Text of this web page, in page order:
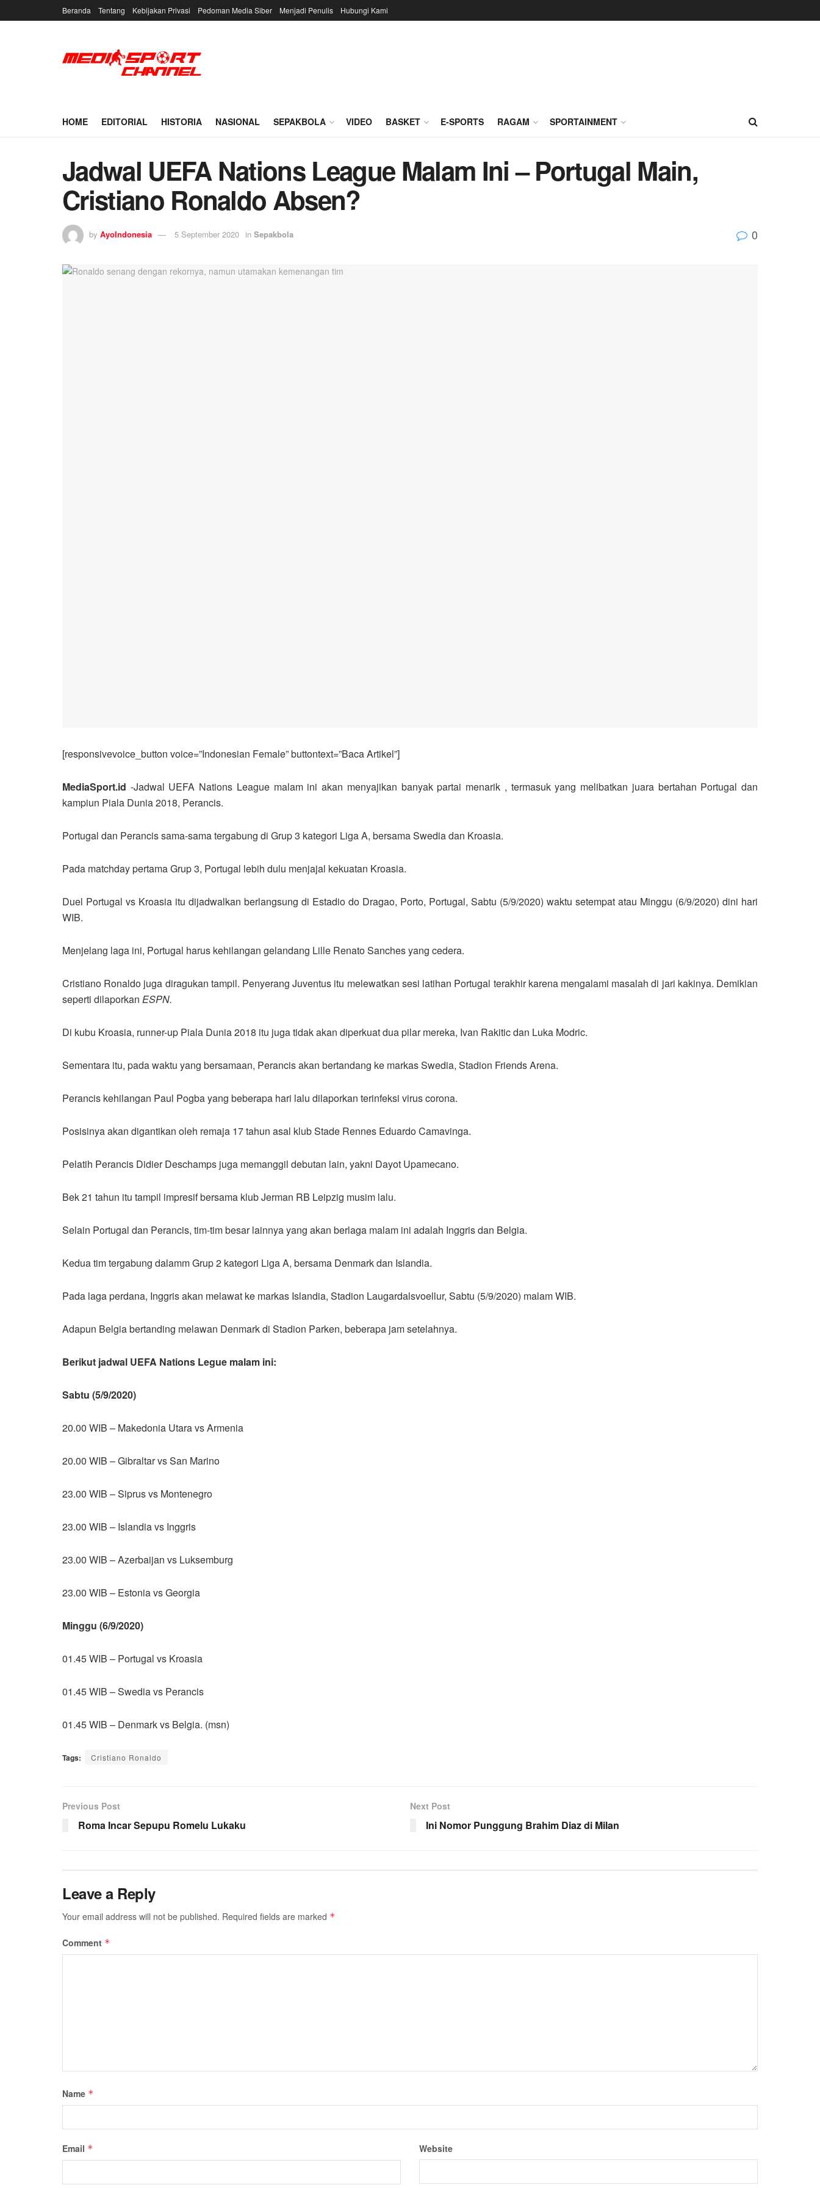
Beranda Tentang Kebijakan Privasi Pedoman Media Siber Menjadi Penulis Hubungi Kami
HOME EDITORIAL HISTORIA NASIONAL SEPAKBOLA VIDEO BASKET E-SPORTS RAGAM SPORTAINMENT
Jadwal UEFA Nations League Malam Ini – Portugal Main,
Cristiano Ronaldo Absen?
by AyoIndonesia 5 September 2020 in Sepakbola 0
[responsivevoice_button voice=”Indonesian Female” buttontext=”Baca Artikel”]
MediaSport.id -Jadwal UEFA Nations League malam ini akan menyajikan banyak partai menarik , termasuk yang melibatkan juara bertahan Portugal dan
kampiun Piala Dunia 2018, Perancis.
Portugal dan Perancis sama-sama tergabung di Grup 3 kategori Liga A, bersama Swedia dan Kroasia.
Pada matchday pertama Grup 3, Portugal lebih dulu menjajal kekuatan Kroasia.
Duel Portugal vs Kroasia itu dijadwalkan berlangsung di Estadio do Dragao, Porto, Portugal, Sabtu (5/9/2020) waktu setempat atau Minggu (6/9/2020) dini hari
WIB.
Menjelang laga ini, Portugal harus kehilangan gelandang Lille Renato Sanches yang cedera.
Cristiano Ronaldo juga diragukan tampil. Penyerang Juventus itu melewatkan sesi latihan Portugal terakhir karena mengalami masalah di jari kakinya. Demikian
seperti dilaporkan ESPN.
Di kubu Kroasia, runner-up Piala Dunia 2018 itu juga tidak akan diperkuat dua pilar mereka, Ivan Rakitic dan Luka Modric.
Sementara itu, pada waktu yang bersamaan, Perancis akan bertandang ke markas Swedia, Stadion Friends Arena.
Perancis kehilangan Paul Pogba yang beberapa hari lalu dilaporkan terinfeksi virus corona.
Posisinya akan digantikan oleh remaja 17 tahun asal klub Stade Rennes Eduardo Camavinga.
Pelatih Perancis Didier Deschamps juga memanggil debutan lain, yakni Dayot Upamecano.
Bek 21 tahun itu tampil impresif bersama klub Jerman RB Leipzig musim lalu.
Selain Portugal dan Perancis, tim-tim besar lainnya yang akan berlaga malam ini adalah Inggris dan Belgia.
Kedua tim tergabung dalamm Grup 2 kategori Liga A, bersama Denmark dan Islandia.
Pada laga perdana, Inggris akan melawat ke markas Islandia, Stadion Laugardalsvoellur, Sabtu (5/9/2020) malam WIB.
Adapun Belgia bertanding melawan Denmark di Stadion Parken, beberapa jam setelahnya.
Berikut jadwal UEFA Nations Legue malam ini:
Sabtu (5/9/2020)
20.00 WIB – Makedonia Utara vs Armenia
20.00 WIB – Gibraltar vs San Marino
23.00 WIB – Siprus vs Montenegro
23.00 WIB – Islandia vs Inggris
23.00 WIB – Azerbaijan vs Luksemburg
23.00 WIB – Estonia vs Georgia
Minggu (6/9/2020)
01.45 WIB – Portugal vs Kroasia
01.45 WIB – Swedia vs Perancis
01.45 WIB – Denmark vs Belgia. (msn)
Tags: Cristiano Ronaldo
Previous Post
Roma Incar Sepupu Romelu Lukaku
Next Post
Ini Nomor Punggung Brahim Diaz di Milan
Leave a Reply
Your email address will not be published. Required fields are marked *
Comment *
Name *
Email * Website